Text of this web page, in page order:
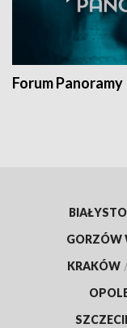
Forum Panoramy
GORZÓW
KRAKÓW